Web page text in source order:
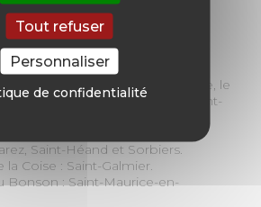
sont :
Gier : Dargoire, l'Horme, Lorette
l'Ondaine : Fraisses, La Ricamarie, le
Saint-Paul-en-Cornillon, Saint-
: La Tour-en-Jarez, l'Etrat,
Saint-Héand et Sorbiers.
la Coise : Saint-Galmier.
Bonson : Saint-Maurice-en-
Tout refuser
Personnaliser
de confidentialité